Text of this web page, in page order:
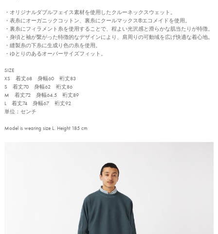
・オリジナルダブルフェイス素材を使用したクルーネックスウェット。
・表糸にオーガニックコットン、裏糸にクールマックス®エコメイドを使用。
・裏糸にフィラメント糸を使用することで、程よい光沢感と滑らかな肌当たりが特徴。
・身頃と袖が繋がった特徴的なデザインにより、肩周りの可動域を広げ快適な着心地。
・縫製糸の下糸に生成り色の糸を使用。
・ゆとりのあるオーバーサイズフィット。
SIZE
XS 着丈68 身幅60 裄丈83
S 着丈70 身幅62 裄丈86
M 着丈72 身幅64.5 裄丈89
L 着丈74 身幅67 裄丈92
単位：センチ
Model is wearing size L. Height 185 cm